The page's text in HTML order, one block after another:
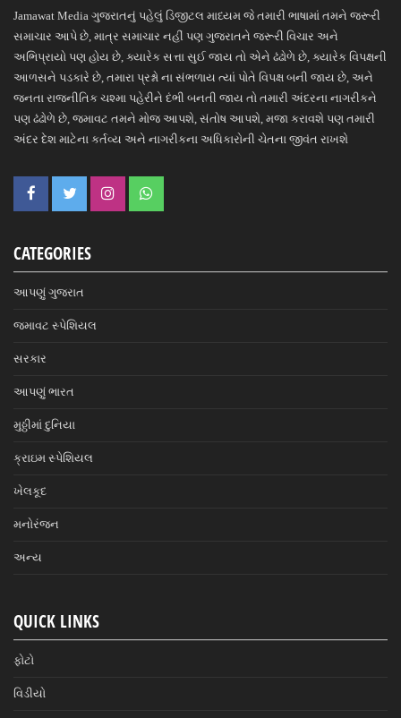
Jamawat Media ગુજરાતનું પહેલું ડિજીટલ માધ્યમ જે તમારી ભાષામાં તમને જરૂરી
સમાચાર આપે છે, માત્ર સમાચાર નહીં પણ ગુજરાતને જરૂરી વિચાર અને
અભિપ્રાયો પણ હોય છે, ક્યારેક સત્તા સુઈ જાય તો એને ઢંઢોળે છે, ક્યારેક વિપક્ષની
આળસને પડકારે છે, તમારા પ્રશ્નો ના સંભળાય ત્યાં પોતે વિપક્ષ બની જાય છે, અને
જનતા રાજનીતિક ચશ્મા પહેરીને દંભી બનતી જાય તો તમારી અંદરના નાગરીકને
પણ ઢંઢોળે છે, જમાવટ તમને મોજ આપશે, સંતોષ આપશે, મજા કરાવશે પણ તમારી
અંદર દેશ માટેના કર્તવ્ય અને નાગરીકના અધિકારોની ચેતના જીવંત રાખશે
CATEGORIES
આપણું ગુજરાત
જમાવટ સ્પેશિયલ
સરકાર
આપણું ભારત
મુઠ્ઠીમાં દુનિયા
ક્રાઇમ સ્પેશિયલ
ખેલકૂદ
મનોરંજન
અન્ય
QUICK LINKS
ફોટો
વિડીયો